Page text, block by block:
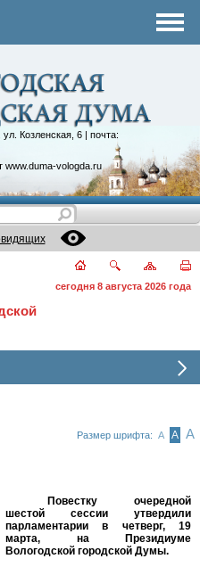
ул. Козленская, 6 | почта:
www.duma-vologda.ru
сегодня 8 августа 2026 года
Размер шрифта: А А А
Повестку очередной
шестой сессии утвердили
парламентарии в четверг, 19
марта, на Президиуме
Вологодской городской Думы.